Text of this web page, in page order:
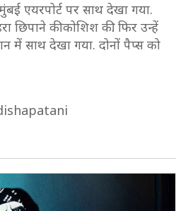
एयरपोर्ट पर साथ देखा गया.
छिपाने की कोशिश की. फिर उन्हें
में साथ देखा गया. दोनों पैप्स को